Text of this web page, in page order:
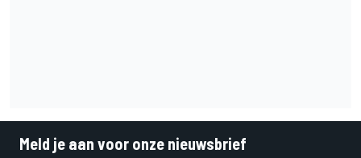
Meld je aan voor onze nieuwsbrief